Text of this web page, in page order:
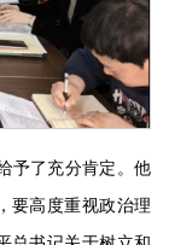
予了充分肯定。他
要高度重视政治理